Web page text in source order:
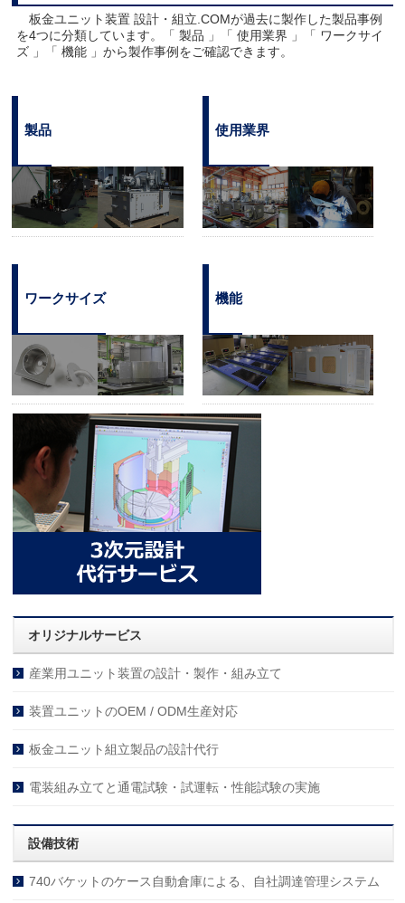
板金ユニット装置 設計・組立.COMが過去に製作した製品事例
を4つに分類しています。「 製品 」「 使用業界 」「 ワークサイ
ズ 」「 機能 」から製作事例をご確認できます。
製品 使用業界
ワークサイズ 機能
オリジナルサービス
産業用ユニット装置の設計・製作・組み立て
装置ユニットのOEM / ODM生産対応
板金ユニット組立製品の設計代行
電装組み立てと通電試験・試運転・性能試験の実施
設備技術
740バケットのケース自動倉庫による、自社調達管理システム